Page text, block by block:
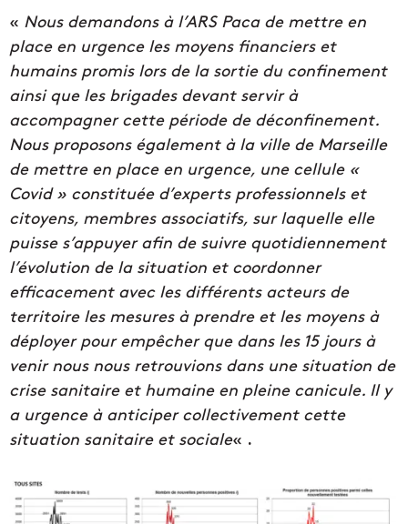
« Nous demandons à l’ARS Paca de mettre en
place en urgence les moyens financiers et
humains promis lors de la sortie du confinement
ainsi que les brigades devant servir à
accompagner cette période de déconfinement.
Nous proposons également à la ville de Marseille
de mettre en place en urgence, une cellule «
Covid » constituée d’experts professionnels et
citoyens, membres associatifs, sur laquelle elle
puisse s’appuyer afin de suivre quotidiennement
l’évolution de la situation et coordonner
efficacement avec les différents acteurs de
territoire les mesures à prendre et les moyens à
déployer pour empêcher que dans les 15 jours à
venir nous nous retrouvions dans une situation de
crise sanitaire et humaine en pleine canicule. Il y
a urgence à anticiper collectivement cette
situation sanitaire et sociale« .